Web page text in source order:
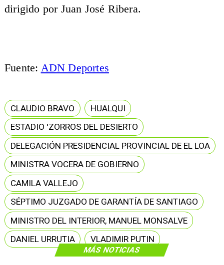
MÁS NOTICIAS
dirigido por Juan José Ribera.
Fuente: ADN Deportes
CLAUDIO BRAVO
HUALQUI
ESTADIO 'ZORROS DEL DESIERTO
DELEGACIÓN PRESIDENCIAL PROVINCIAL DE EL LOA
MINISTRA VOCERA DE GOBIERNO
CAMILA VALLEJO
SÉPTIMO JUZGADO DE GARANTÍA DE SANTIAGO
MINISTRO DEL INTERIOR, MANUEL MONSALVE
DANIEL URRUTIA
VLADIMIR PUTIN